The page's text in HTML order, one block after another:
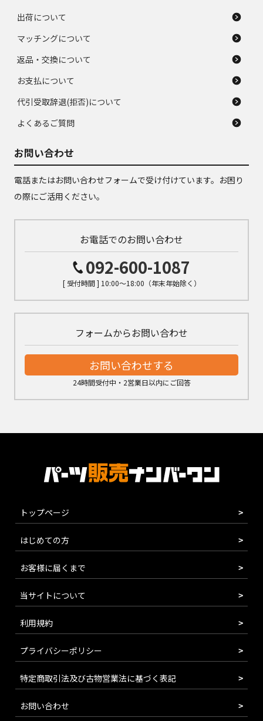
出荷について
マッチングについて
返品・交換について
お支払について
代引受取辞退(拒否)について
よくあるご質問
お問い合わせ
電話またはお問い合わせフォームで受け付けています。お困り
の際にご活用ください。
お電話でのお問い合わせ
092-600-1087
[ 受付時間 ] 10:00～18:00（年末年始除く）
フォームからお問い合わせ
お問い合わせする
24時間受付中・2営業日以内にご回答
トップページ
はじめての方
お客様に届くまで
当サイトについて
利用規約
プライバシーポリシー
特定商取引法及び古物営業法に基づく表記
お問い合わせ